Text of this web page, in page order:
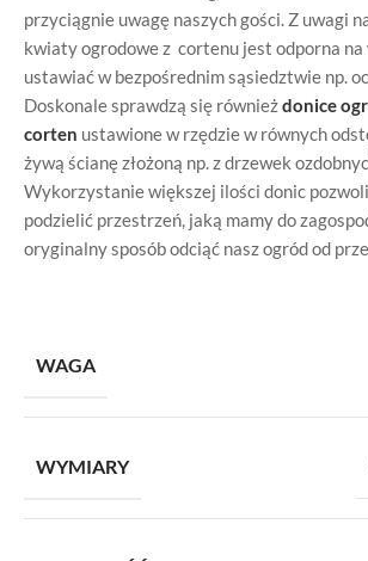
przyciągnie uwagę naszych gości. Z uwagi
kwiaty ogrodowe z cortenu jest odporna na
ustawiać w bezpośrednim sąsiedztwie np.
Doskonale sprawdzą się równieżdonice
corten ustawione w rzędzie w równych
żywą ścianę złożoną np. z drzewek
Wykorzystanie większej ilości donic
podzielić przestrzeń, jaką mamy do
oryginalny sposób odciąć nasz ogród od
WAGA
WYMIARY